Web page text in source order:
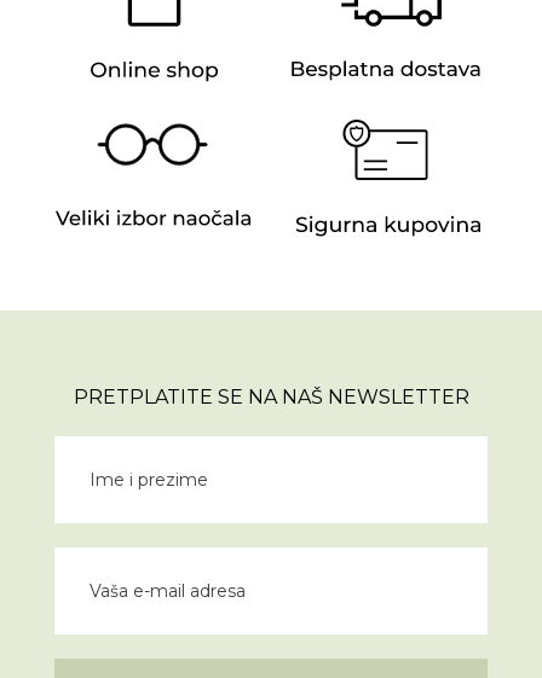
PRETPLATITE SE NA NAŠ NEWSLETTER